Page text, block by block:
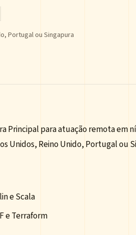
Portugal ou Singapura
Principal para atuação remota em
Unidos, Reino Unido, Portugal ou
e Scala
e Terraform